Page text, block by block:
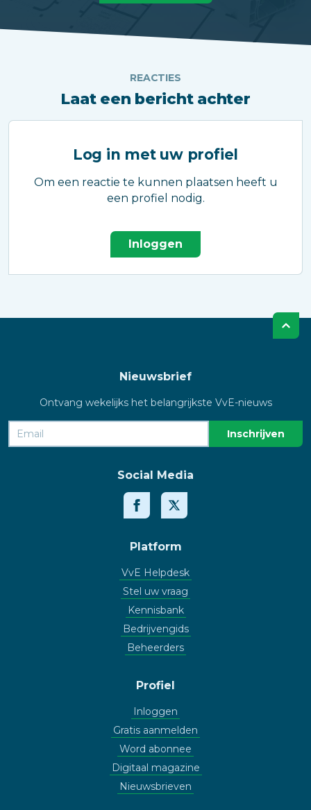
REACTIES
Laat een bericht achter
Log in met uw profiel
Om een reactie te kunnen plaatsen heeft u
een profiel nodig.
Inloggen
Nieuwsbrief
Ontvang wekelijks het belangrijkste VvE-nieuws
Social Media
Platform
VvE Helpdesk
Stel uw vraag
Kennisbank
Bedrijvengids
Beheerders
Profiel
Inloggen
Gratis aanmelden
Word abonnee
Digitaal magazine
Nieuwsbrieven